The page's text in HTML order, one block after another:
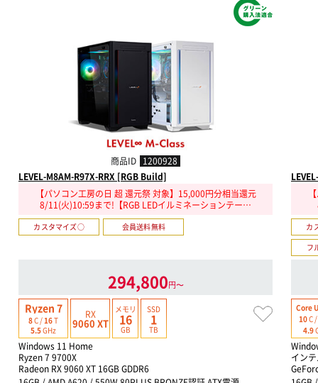
商品ID 1200928
LEVEL-M8AM-R97X-RRX [RGB Build]
【パソコン工房の日 超 還元祭 対象】15,000円分相当還元
8/11(火)10:59まで!【RGB LEDイルミネーションテー…
カスタマイズ○ 会員送料無料
294,800円〜
Ryzen 7
8C / 16T
5.5GHz
RX
9060 XT
メモリ
16
GB
SSD
1
TB
Windows 11 Home
Ryzen 7 9700X
Radeon RX 9060 XT 16GB GDDR6
カ
フ
Core
10C /
4.9
イン